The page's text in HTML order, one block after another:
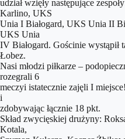
udział wzięły następujące
Karlino, UKS
Unia I Białogard, UKS Unia II
UKS Unia
IV Białogard. Gościnie wystąpił
Łobez.
Nasi młodzi piłkarze –
rozegrali 6
meczyi istatecznie zajęli I
i
zdobywając łącznie 18 pkt.
Skład zwycięskiej drużyny:
Kotala,